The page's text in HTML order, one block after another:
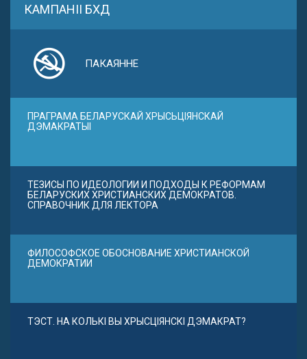
КАМПАНІІ БХД
ПАКАЯННЕ
ПРАГРАМА БЕЛАРУСКАЙ ХРЫСЬЦІЯНСКАЙ
ДЭМАКРАТЫІ
ТЕЗИСЫ ПО ИДЕОЛОГИИ И ПОДХОДЫ К РЕФОРМАМ
БЕЛАРУСКИХ ХРИСТИАНСКИХ ДЕМОКРАТОВ.
СПРАВОЧНИК ДЛЯ ЛЕКТОРА
ФИЛОСОФСКОЕ ОБОСНОВАНИЕ ХРИСТИАНСКОЙ
ДЕМОКРАТИИ
ТЭСТ. НА КОЛЬКІ ВЫ ХРЫСЦІЯНСКІ ДЭМАКРАТ?